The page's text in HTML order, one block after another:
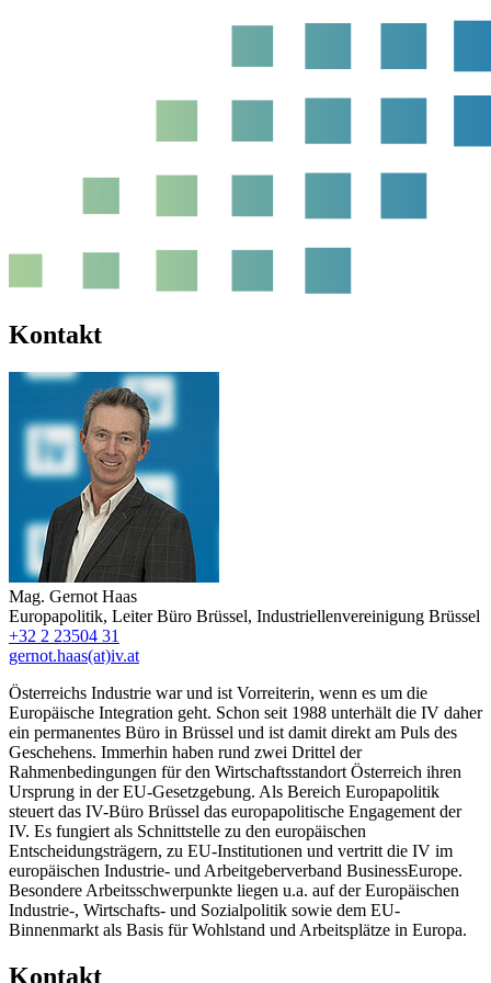
Kontakt
Mag. Gernot Haas
Europapolitik, Leiter Büro Brüssel, Industriellenvereinigung Brüssel
+32 2 23504 31
gernot.haas(at)iv.at
Österreichs Industrie war und ist Vorreiterin, wenn es um die
Europäische Integration geht. Schon seit 1988 unterhält die IV daher
ein permanentes Büro in Brüssel und ist damit direkt am Puls des
Geschehens. Immerhin haben rund zwei Drittel der
Rahmenbedingungen für den Wirtschaftsstandort Österreich ihren
Ursprung in der EU-Gesetzgebung. Als Bereich Europapolitik
steuert das IV-Büro Brüssel das europapolitische Engagement der
IV. Es fungiert als Schnittstelle zu den europäischen
Entscheidungsträgern, zu EU-Institutionen und vertritt die IV im
europäischen Industrie- und Arbeitgeberverband BusinessEurope.
Besondere Arbeitsschwerpunkte liegen u.a. auf der Europäischen
Industrie-, Wirtschafts- und Sozialpolitik sowie dem EU-
Binnenmarkt als Basis für Wohlstand und Arbeitsplätze in Europa.
Kontakt